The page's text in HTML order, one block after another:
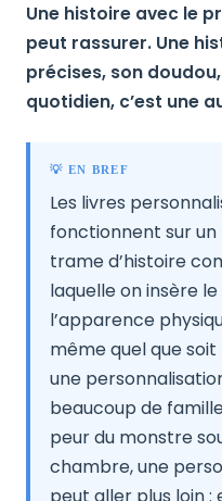
Une histoire avec le
peut rassurer. Une
précises, son
quotidien, c’est une
💡 EN BREF
Les livres
fonctionnent sur un
trame d’histoire
laquelle on insère
l’apparence
même quel que
une
beaucoup de
peur du monstre
chambre, une
peut aller plus loin